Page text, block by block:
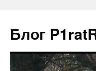
Блог